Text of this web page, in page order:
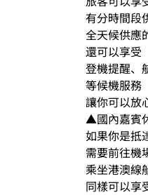
有分時間段
全天候供應
還可以享受
登機提醒、
等候機服務
讓你可以放
▲國內嘉賓
如果你是抵
需要前往機
乘坐港澳線
同樣可以享